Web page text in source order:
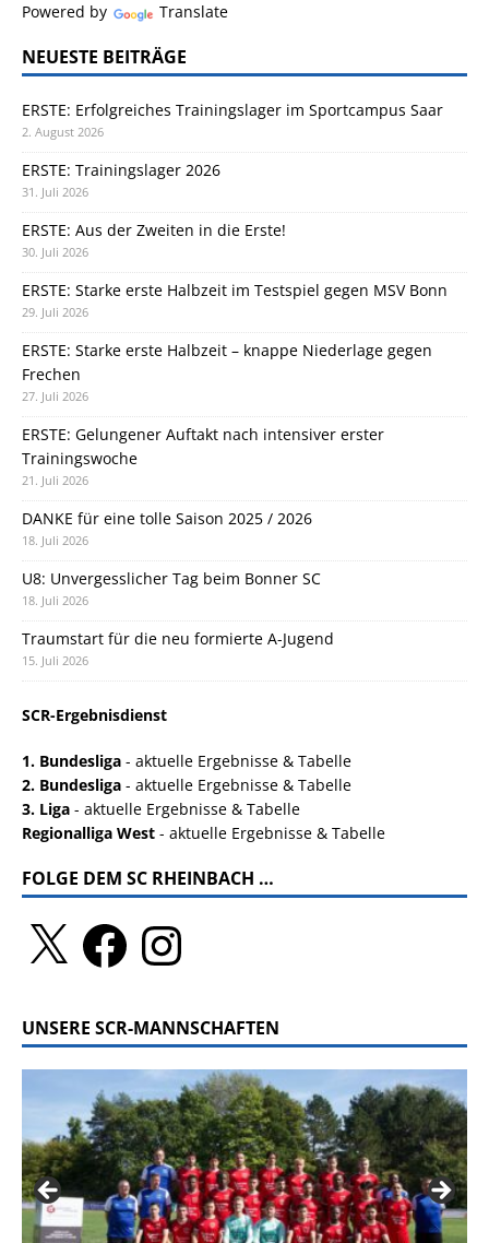
Powered by Translate
NEUESTE BEITRÄGE
ERSTE: Erfolgreiches Trainingslager im Sportcampus Saar
2. August 2026
ERSTE: Trainingslager 2026
31. Juli 2026
ERSTE: Aus der Zweiten in die Erste!
30. Juli 2026
ERSTE: Starke erste Halbzeit im Testspiel gegen MSV Bonn
29. Juli 2026
ERSTE: Starke erste Halbzeit – knappe Niederlage gegen
Frechen
27. Juli 2026
ERSTE: Gelungener Auftakt nach intensiver erster
Trainingswoche
21. Juli 2026
DANKE für eine tolle Saison 2025 / 2026
18. Juli 2026
U8: Unvergesslicher Tag beim Bonner SC
18. Juli 2026
Traumstart für die neu formierte A-Jugend
15. Juli 2026
SCR-Ergebnisdienst
1. Bundesliga - aktuelle Ergebnisse & Tabelle
2. Bundesliga - aktuelle Ergebnisse & Tabelle
3. Liga - aktuelle Ergebnisse & Tabelle
Regionalliga West - aktuelle Ergebnisse & Tabelle
FOLGE DEM SC RHEINBACH …
UNSERE SCR-MANNSCHAFTEN